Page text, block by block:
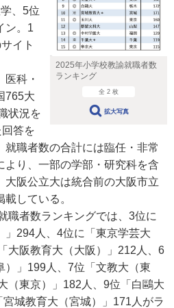
2025年小学校教諭就職者数
ランキング
全 2 枚
拡大写真
、5位
ン。1
イト
科・
765大
状況を
答を
就職者数の合計には臨任・非常
より、一部の学部・研究科を含
大阪公立大は統合前の大阪市立
している。
者数ランキングでは、3位に
」294人、4位に「東京学芸大
大阪教育大（大阪）」212人、6
）」199人、7位「文教大（東
（東京）」182人、9位「白鷗大
宮城教育大（宮城）」171人がラ